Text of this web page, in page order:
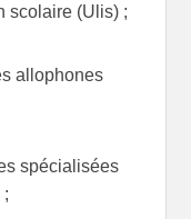
scolaire (Ulis) ;
allophones
spécialisées
;